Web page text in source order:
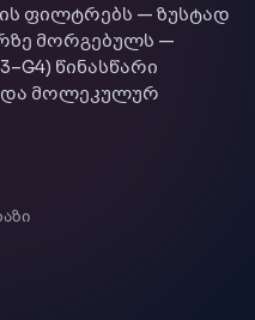
ფილტრებს — ზუსტად
მორგებულს —
წინასწარი
და მოლეკულურ